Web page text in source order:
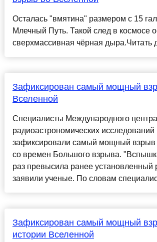
Осталась "вмятина" размером с 15
Млечный Путь. Такой след в космосе
сверхмассивная чёрная дыра.Читать
Зафиксирован самый мощный
Вселенной
Специалисты Международного центра
радиоастрономических исследований
зафиксировали самый мощный взрыв
со времен Большого взрыва.
раз превысила ранее
заявили ученые. По словам
Зафиксирован самый мощный
истории Вселенной